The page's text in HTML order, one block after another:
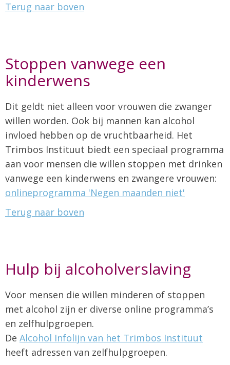
Terug naar boven
Stoppen vanwege een
kinderwens
Dit geldt niet alleen voor vrouwen die zwanger
willen worden. Ook bij mannen kan alcohol
invloed hebben op de vruchtbaarheid. Het
Trimbos Instituut biedt een speciaal programma
aan voor mensen die willen stoppen met drinken
vanwege een kinderwens en zwangere vrouwen:
onlineprogramma 'Negen maanden niet'
Terug naar boven
Hulp bij alcoholverslaving
Voor mensen die willen minderen of stoppen
met alcohol zijn er diverse online programma’s
en zelfhulpgroepen.
De Alcohol Infolijn van het Trimbos Instituut
heeft adressen van zelfhulpgroepen.